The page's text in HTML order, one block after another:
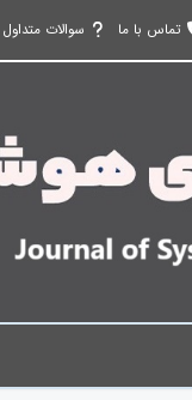
تماس با ما سوالات متداول